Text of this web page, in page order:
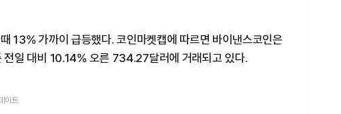
13% 가까이 급등했다. 코인마켓캡에 따르면 바이낸스코인은
일 대비 10.14% 오른 734.27달러에 거래되고 있다.
이트